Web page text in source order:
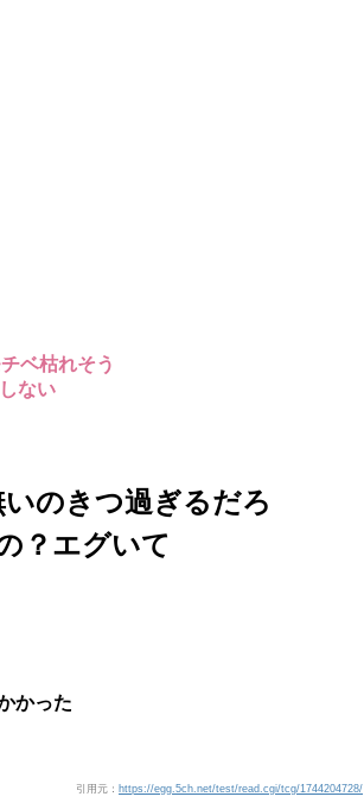
ベ枯れそう
ない
のきつ過ぎるだろ
？エグいて
かった
引用元： https://egg.5ch.net/test/read.cgi/tcg/1744204728/